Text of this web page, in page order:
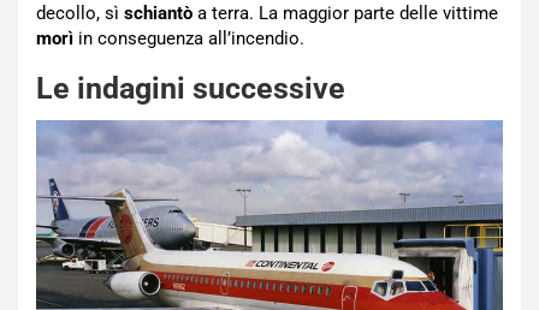
decollo, sì schiantò a terra. La maggior parte delle vittime
morì in conseguenza all’incendio.
Le indagini successive